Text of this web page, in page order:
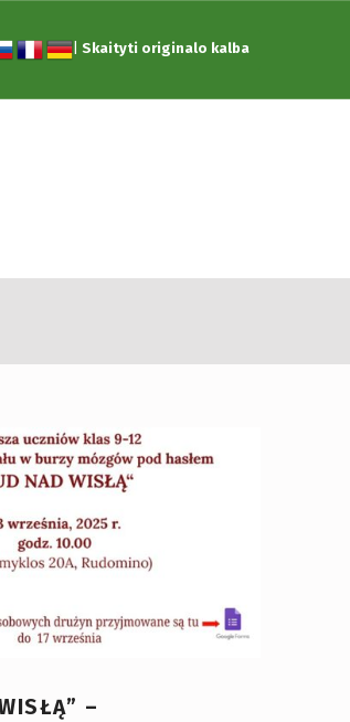
|Skaityti originalo kalba
–